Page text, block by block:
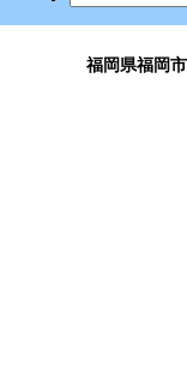
福岡県福岡